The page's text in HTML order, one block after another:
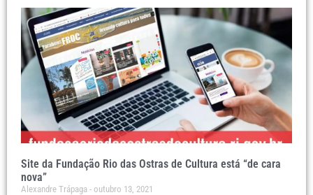
Site da Fundação Rio das Ostras de Cultura está “de cara
nova”
Alexandre Trápaga outubro 13, 2021